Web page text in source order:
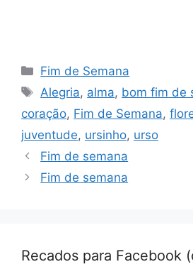
Categorias
Fim de Semana
Tags
Alegria, alma, bom fim de
coração, Fim de Semana,
juventude, ursinho, urso
Fim de semana
Fim de semana
Recados para Facebook